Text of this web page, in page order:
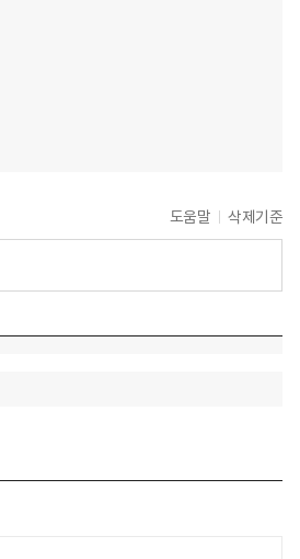
도움말 삭제기준